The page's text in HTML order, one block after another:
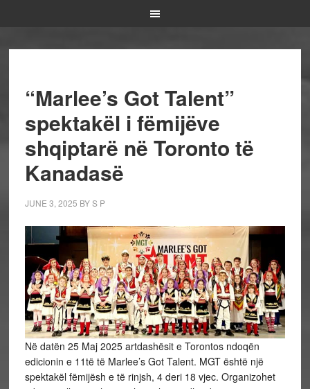
“Marlee’s Got Talent”
spektakël i fëmijëve
shqiptarë në Toronto të
Kanadasë
JUNE 3, 2025 BYS P
Në datën 25 Maj 2025 artdashësit e Torontos ndoqën
edicionin e 11të të Marlee’s Got Talent. MGT është një
spektakël fëmijësh e të rinjsh, 4 deri 18 vjec. Organizohet